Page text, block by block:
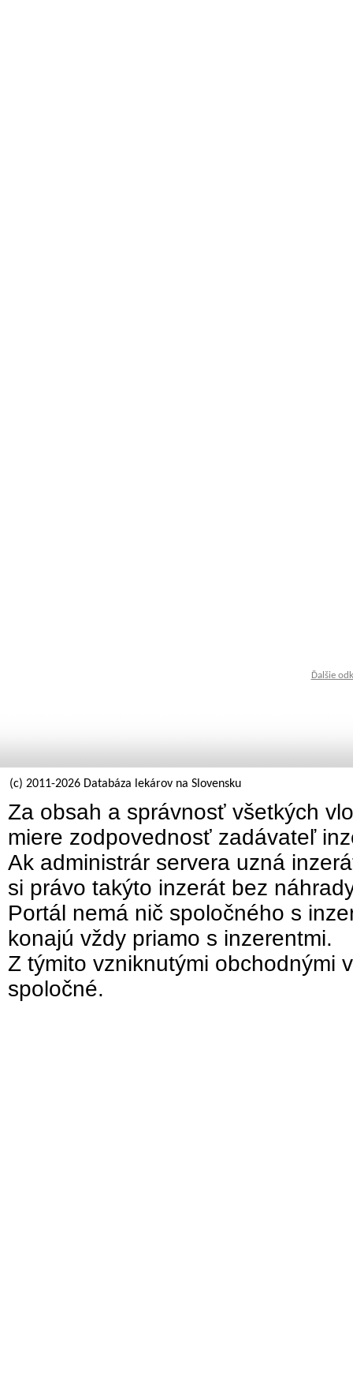
Ďalšie
(c) 2011-2026 Databáza lekárov na Slovensku
Za obsah a správnosť všetkých
miere zodpovednosť zadávateľ
Ak administrár servera uzná
si právo takýto inzerát bez
Portál nemá nič spoločného s
konajú vždy priamo s inzerentmi.
Z týmito vzniknutými obchodnými
spoločné.